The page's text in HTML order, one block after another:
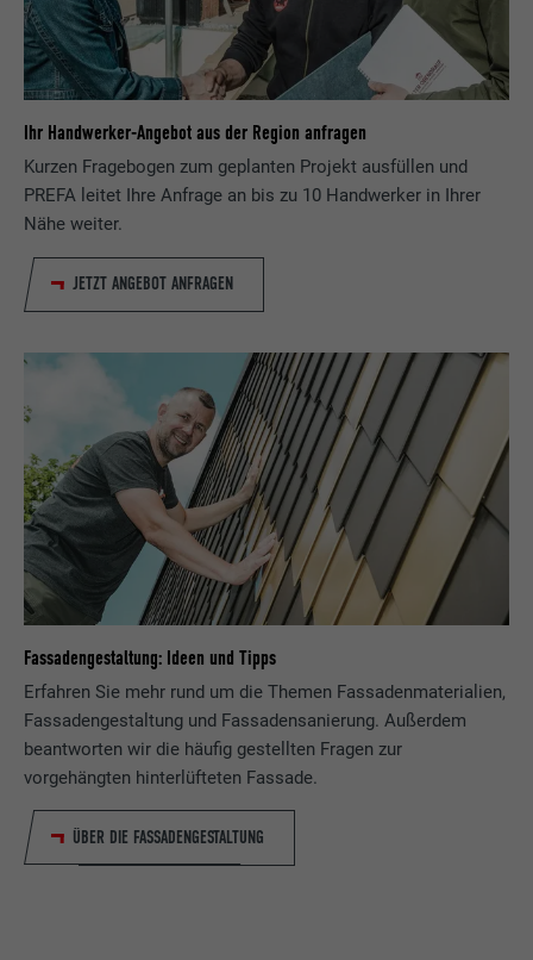
Ihr Handwerker-Angebot aus der Region anfragen
Kurzen Fragebogen zum geplanten Projekt ausfüllen und
PREFA leitet Ihre Anfrage an bis zu 10 Handwerker in Ihrer
Nähe weiter.
JETZT ANGEBOT ANFRAGEN
Fassadengestaltung: Ideen und Tipps
Erfahren Sie mehr rund um die Themen Fassadenmaterialien,
Fassadengestaltung und Fassadensanierung. Außerdem
beantworten wir die häufig gestellten Fragen zur
vorgehängten hinterlüfteten Fassade.
ÜBER DIE FASSADENGESTALTUNG